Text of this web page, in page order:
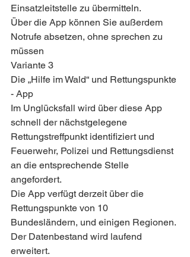
Einsatzleitstelle zu übermitteln.
Über die App können Sie außerdem
Notrufe absetzen, ohne sprechen zu
müssen
Variante 3
Die „Hilfe im Wald“ und Rettungspunkte
- App
Im Unglücksfall wird über diese App
schnell der nächstgelegene
Rettungstreffpunkt identifiziert und
Feuerwehr, Polizei und Rettungsdienst
an die entsprechende Stelle
angefordert.
Die App verfügt derzeit über die
Rettungspunkte von 10
Bundesländern, und einigen Regionen.
Der Datenbestand wird laufend
erweitert.